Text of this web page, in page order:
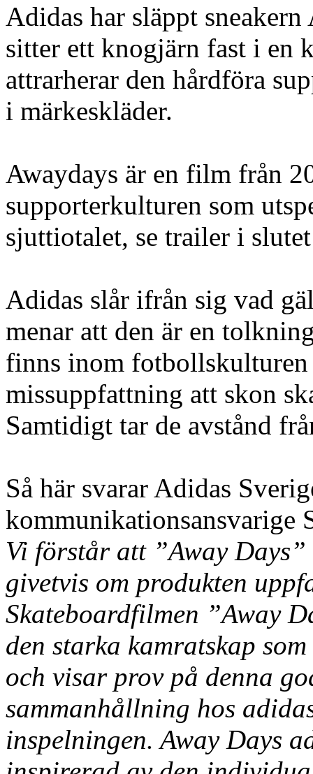
Adidas har släppt
sitter ett knogjärn fast i en
attrarherar den hårdföra
i märkeskläder.
Awaydays är en film från
supporterkulturen som
sjuttiotalet, se trailer i
Adidas slår ifrån sig vad
menar att den är en
finns inom fotbollskulturen
missuppfattning att skon
Samtidigt tar de avstånd
Så här svarar Adidas
kommunikationsansvarige
Vi förstår att ”Away
givetvis om produkten
Skateboardfilmen ”Away
den starka kamratskap
och visar prov på denna
sammanhållning hos
inspelningen. Away Days